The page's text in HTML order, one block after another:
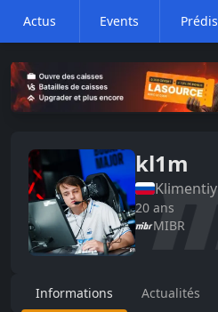
Actus Events Prédis
kl1m
Klimentiy
20 ans
MIBR
Informations Actualités